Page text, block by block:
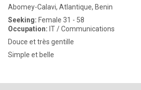
Abomey-Calavi, Atlantique, Benin
Seeking: Female 31 - 58
Occupation: IT / Communications
Douce et très gentille
Simple et belle